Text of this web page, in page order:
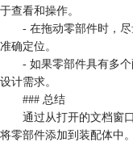
于查看和操作。
- 在拖动零部件时，尽
准确定位。
- 如果零部件具有多个
设计需求。
### 总结
通过从打开的文档窗口
将零部件添加到装配体中